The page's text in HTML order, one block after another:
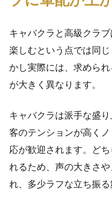
り
れ
ば
キ
ャ
バ
で
働
く
こ
と
オ
キャバクラと高級クラ
楽しむという点では同
かし実際には、求めら
が大きく異なります。
キャバクラは派手な盛
客のテンションが高く
応が歓迎されます。ど
れるため、声の大きさ
れ、多少ラフな立ち振る